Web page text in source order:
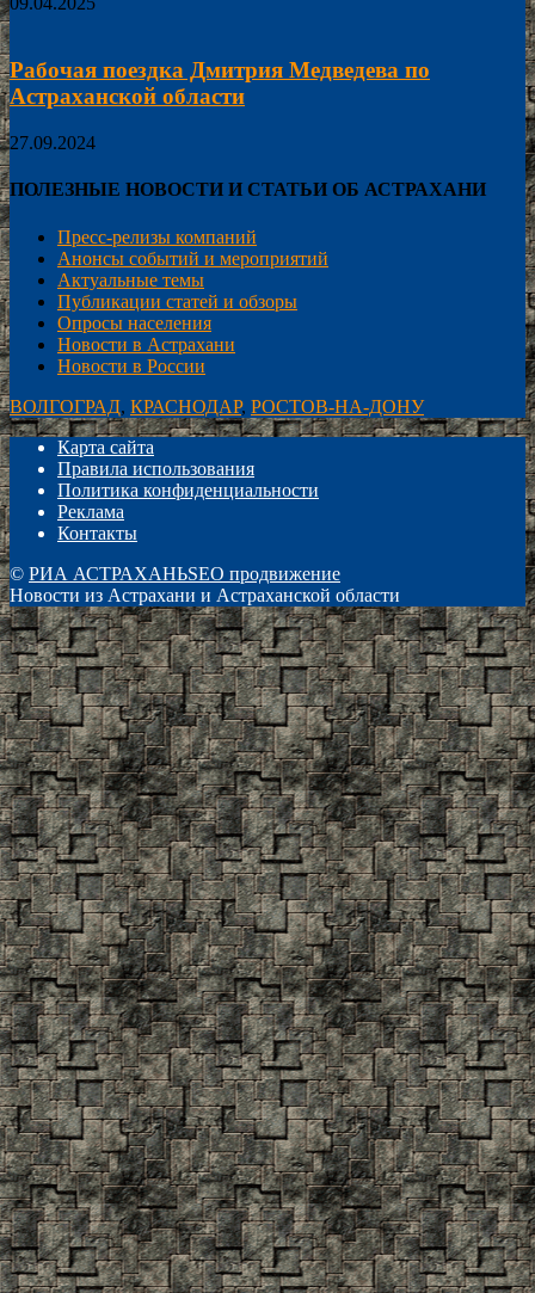
Рабочая поездка Дмитрия Медведева по
Астраханской области
27.09.2024
ПОЛЕЗНЫЕ НОВОСТИ И СТАТЬИ ОБ АСТРАХАНИ
Пресс-релизы компаний
Анонсы событий и мероприятий
Актуальные темы
Публикации статей и обзоры
Опросы населения
Новости в Астрахани
Новости в России
ВОЛГОГРАД, КРАСНОДАР, РОСТОВ-НА-ДОНУ
Карта сайта
Правила использования
Политика конфиденциальности
Реклама
Контакты
© РИА АСТРАХАНЬSEO продвижение
Новости из Астрахани и Астраханской области